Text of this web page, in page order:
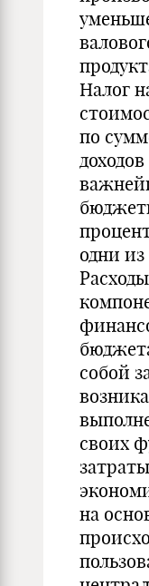
Налог
по
одни
собой
своих
на